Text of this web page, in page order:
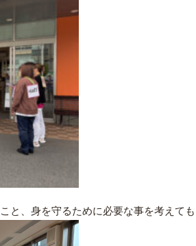
と、身を守るために必要な事を考えても